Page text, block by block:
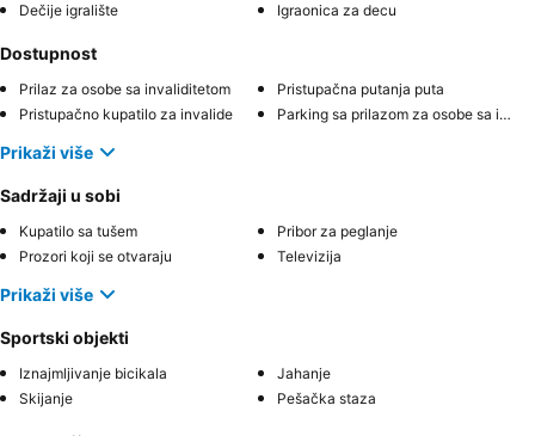
Dečije igralište
Igraonica za decu
Dostupnost
Prilaz za osobe sa invaliditetom
Pristupačna putanja puta
Pristupačno kupatilo za invalide
Parking sa prilazom za osobe sa invaliditetom
Prikaži više
Sadržaji u sobi
Kupatilo sa tušem
Pribor za peglanje
Prozori koji se otvaraju
Televizija
Prikaži više
Sportski objekti
Iznajmljivanje bicikala
Jahanje
Skijanje
Pešačka staza